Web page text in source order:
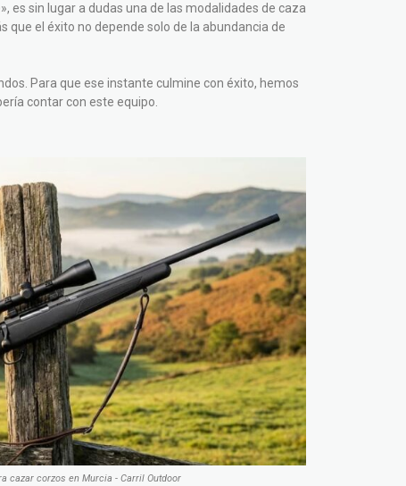
es sin lugar a dudas una de las modalidades de caza
que el éxito no depende solo de la abundancia de
Para que ese instante culmine con éxito, hemos
contar con este equipo.
cazar corzos en Murcia - Carril Outdoor